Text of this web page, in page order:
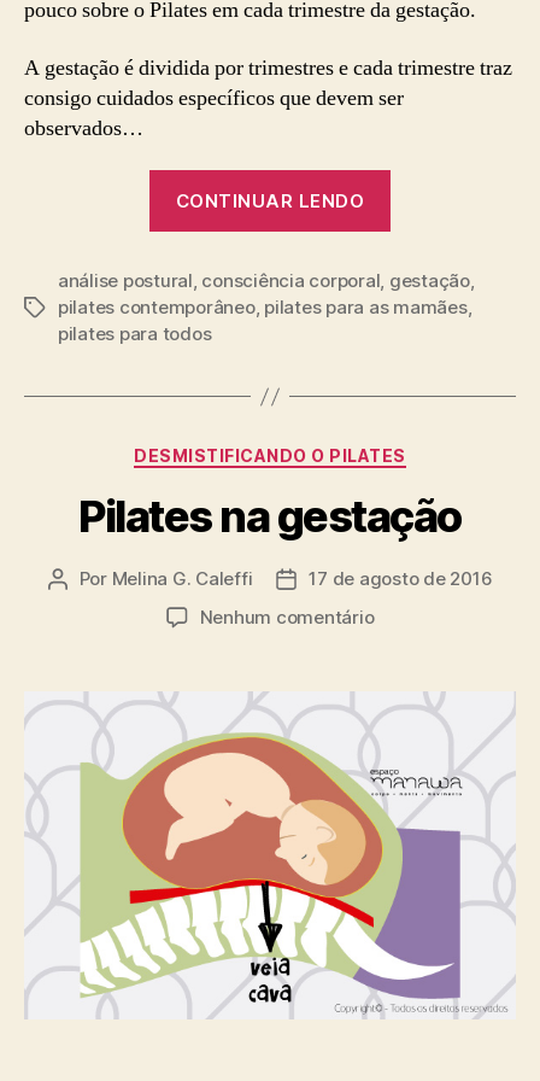
pouco sobre o Pilates em cada trimestre da gestação.
A gestação é dividida por trimestres e cada trimestre traz
consigo cuidados específicos que devem ser
observados…
CONTINUAR LENDO
trimestre
da
Tags
análise postural, consciência corporal, gestação,
pilates contemporâneo, pilates para as mamães,
pilates para todos
Categorias
DESMISTIFICANDO O PILATES
Pilates na gestação
Autor
Por Melina G. Caleffi
Data17 de agosto de 2016
Nenhum comentárioem
gestação